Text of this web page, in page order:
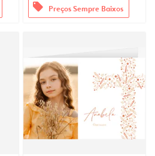
offers Preços Sempre Baixos